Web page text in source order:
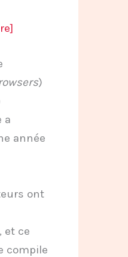
)
a
année
ont
et ce
compile